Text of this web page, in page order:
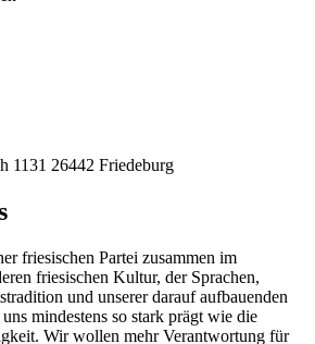
1131 26442 Friedeburg
friesischen Partei zusammen im
friesischen Kultur, der Sprachen,
und unserer darauf aufbauenden
mindestens so stark prägt wie die
Wir wollen mehr Verantwortung für